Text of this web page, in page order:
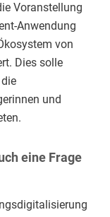
Voranstellung
Anwendung
von
Dies solle
und
eine Frage